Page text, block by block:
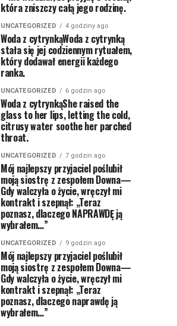
która zniszczy całą jego rodzinę.
UNCATEGORIZED 4 godziny ago
Woda z cytrynkąWoda z cytrynką
stała się jej codziennym rytuałem,
który dodawał energii każdego
ranka.
UNCATEGORIZED 6 godzin ago
Woda z cytrynkąShe raised the
glass to her lips, letting the cold,
citrusy water soothe her parched
throat.
UNCATEGORIZED 7 godzin ago
Mój najlepszy przyjaciel poślubił
moją siostrę z zespołem Downa—
Gdy walczyła o życie, wręczył mi
kontrakt i szepnął: „Teraz
poznasz, dlaczego NAPRAWDĘ ją
wybrałem…”
UNCATEGORIZED 9 godzin ago
Mój najlepszy przyjaciel poślubił
moją siostrę z zespołem Downa—
Gdy walczyła o życie, wręczył mi
kontrakt i szepnął: „Teraz
poznasz, dlaczego naprawdę ją
wybrałem…”